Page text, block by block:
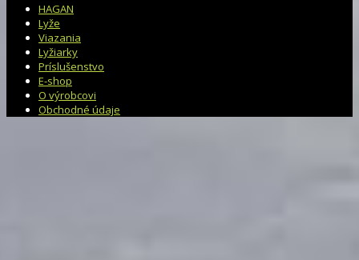
HAGAN
Lyže
Viazania
Lyžiarky
Príslušenstvo
E-shop
O výrobcovi
Obchodné údaje